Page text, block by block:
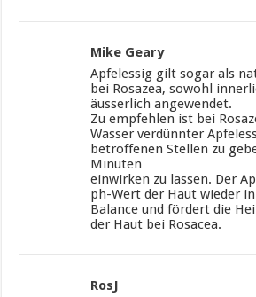
Mike Geary
Apfelessig gilt sogar als
bei Rosazea, sowohl
äusserlich angewendet.
Zu empfehlen ist bei
Wasser verdünnter
betroffenen Stellen zu
Minuten
einwirken zu lassen. Der
ph-Wert der Haut wieder
Balance und fördert die
der Haut bei Rosacea.
RosJ